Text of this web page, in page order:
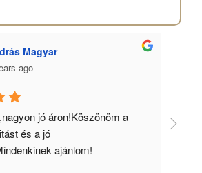
Magyar
ago
jó áron!Köszönöm a
és a jó
ajánlom!